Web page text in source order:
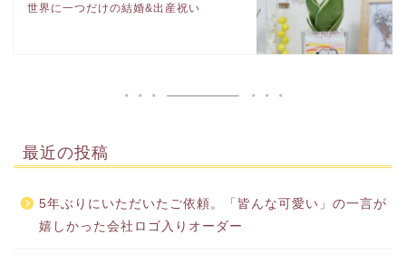
世界に一つだけの結婚&出産祝い
最近の投稿
5年ぶりにいただいたご依頼。「皆んな可愛い」の一言が
嬉しかった会社ロゴ入りオーダー